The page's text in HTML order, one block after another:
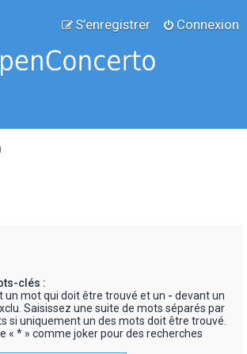
Connexion
S’enregistrer
clés :
un mot qui doit être trouvé et un - devant un
Saisissez une suite de mots séparés par
si uniquement un des mots doit être trouvé.
« * » comme joker pour des recherches